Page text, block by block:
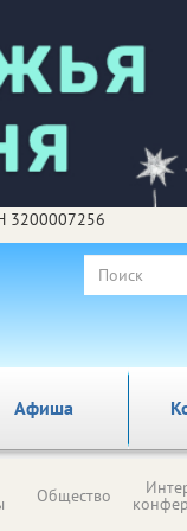
3200007256
Афиша
Общество